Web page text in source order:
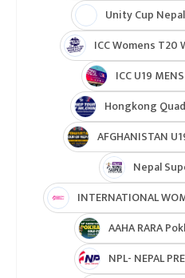
Unity Cup
ICC Womens T20
ICC U19
Hongkong
AFGHANISTAN
Nepal
INTERNATIONAL
AAHA RARA
NPL- NEPAL